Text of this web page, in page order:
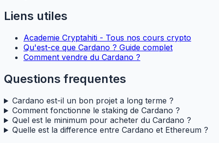
Liens utiles
Academie Cryptahiti - Tous nos cours crypto
Qu'est-ce que Cardano ? Guide complet
Comment vendre du Cardano ?
Questions frequentes
Cardano est-il un bon projet a long terme ?
Comment fonctionne le staking de Cardano ?
Quel est le minimum pour acheter du Cardano ?
Quelle est la difference entre Cardano et Ethereum ?